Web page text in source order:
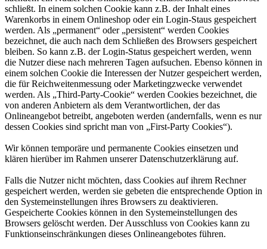
schließt. In einem solchen Cookie kann z.B. der Inhalt eines
Warenkorbs in einem Onlineshop oder ein Login-Staus gespeichert
werden. Als „permanent“ oder „persistent“ werden Cookies
bezeichnet, die auch nach dem Schließen des Browsers gespeichert
bleiben. So kann z.B. der Login-Status gespeichert werden, wenn
die Nutzer diese nach mehreren Tagen aufsuchen. Ebenso können in
einem solchen Cookie die Interessen der Nutzer gespeichert werden,
die für Reichweitenmessung oder Marketingzwecke verwendet
werden. Als „Third-Party-Cookie“ werden Cookies bezeichnet, die
von anderen Anbietern als dem Verantwortlichen, der das
Onlineangebot betreibt, angeboten werden (andernfalls, wenn es nur
dessen Cookies sind spricht man von „First-Party Cookies“).
Wir können temporäre und permanente Cookies einsetzen und
klären hierüber im Rahmen unserer Datenschutzerklärung auf.
Falls die Nutzer nicht möchten, dass Cookies auf ihrem Rechner
gespeichert werden, werden sie gebeten die entsprechende Option in
den Systemeinstellungen ihres Browsers zu deaktivieren.
Gespeicherte Cookies können in den Systemeinstellungen des
Browsers gelöscht werden. Der Ausschluss von Cookies kann zu
Funktionseinschränkungen dieses Onlineangebotes führen.